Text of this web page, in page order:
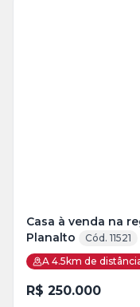
Casa à venda na
Planalto
Cód. 11521
A 4.5km de
R$ 250.000